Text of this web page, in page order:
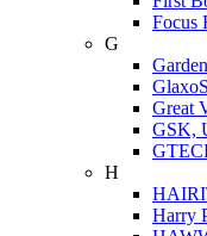
Focus
G
Great
GSK,
H
Harry